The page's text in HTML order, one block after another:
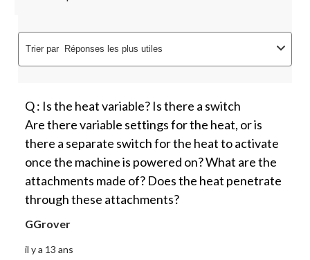
Trier par Réponses les plus utiles
Q : Is the heat variable? Is there a switch
Are there variable settings for the heat, or is
there a separate switch for the heat to activate
once the machine is powered on? What are the
attachments made of? Does the heat penetrate
through these attachments?
GGrover
il y a 13 ans